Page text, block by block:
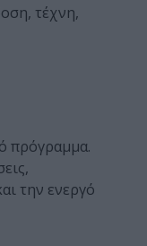
τέχνη,
πρόγραμμα.
την ενεργό